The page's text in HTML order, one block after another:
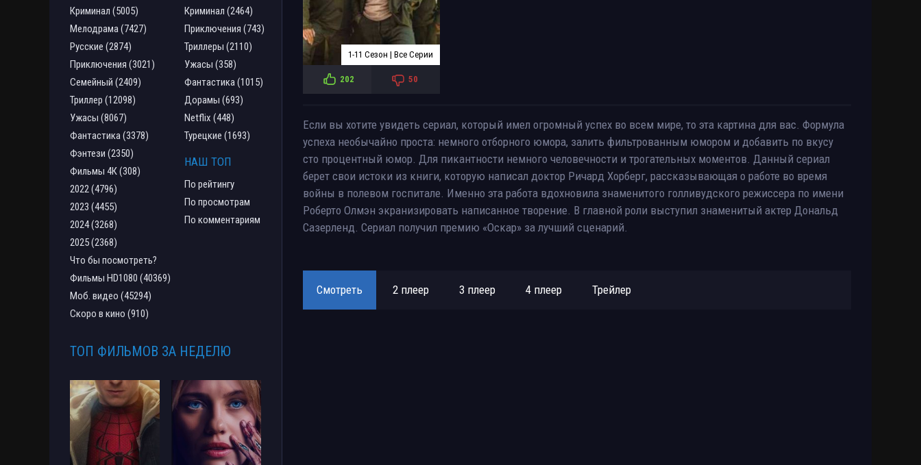
1-11 Сезон | Все Серии
202 50
Если вы хотите увидеть сериал, который имел огромный успех во всем мире, то эта картина для вас. Формула
успеха необычайно проста: немного отборного юмора, залить фильтрованным юмором и добавить по вкусу
сто процентный юмор. Для пикантности немного человечности и трогательных моментов. Данный сериал
берет свои истоки из книги, которую написал доктор Ричард Хорберг, рассказывающая о работе во время
войны в полевом госпитале. Именно эта работа вдохновила знаменитого голливудского режиссера по имени
Роберто Олмэн экранизировать написанное творение. В главной роли выступил знаменитый актер Дональд
Сазерленд. Сериал получил премию «Оскар» за лучший сценарий.
Смотреть 2 плеер 3 плеер 4 плеер Трейлер
Криминал (5005)
Мелодрама (7427)
Русские (2874)
Приключения (3021)
Семейный (2409)
Триллер (12098)
Ужасы (8067)
Фантастика (3378)
Фэнтези (2350)
Фильмы 4К (308)
2022 (4796)
2023 (4455)
2024 (3268)
2025 (2368)
Что бы посмотреть?
Фильмы HD1080 (40369)
Моб. видео (45294)
Скоро в кино (910)
Криминал (2464)
Приключения (743)
Триллеры (2110)
Ужасы (358)
Фантастика (1015)
Дорамы (693)
Netflix (448)
Турецкие (1693)
НАШ ТОП
По рейтингу
По просмотрам
По комментариям
ТОП ФИЛЬМОВ ЗА НЕДЕЛЮ